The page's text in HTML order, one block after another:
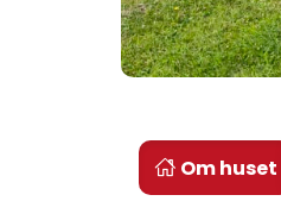
Om huset